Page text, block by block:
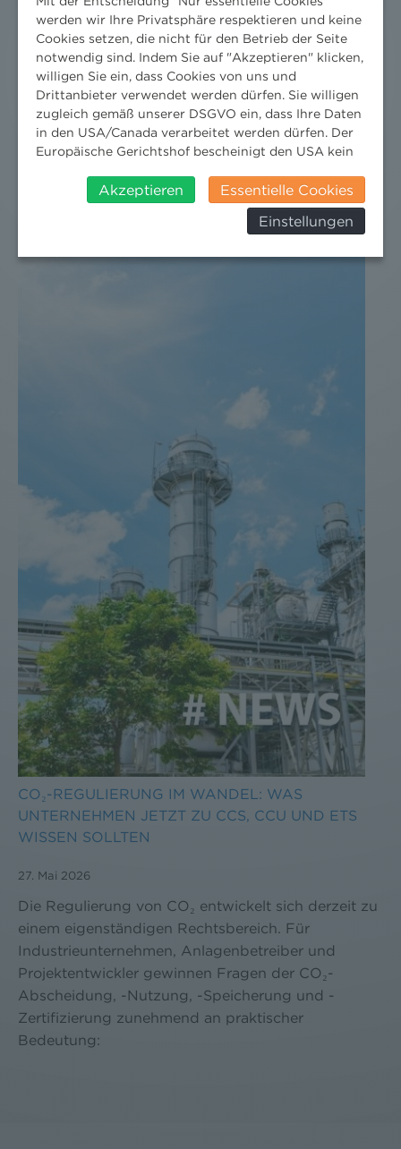
DER NEWS ALERT JUNI 2026 IST DA!
Jetzt die neuesten Rechts-Updates holen.
CO₂-REGULIERUNG IM WANDEL: WAS
UNTERNEHMEN JETZT ZU CCS, CCU UND ETS
WISSEN SOLLTEN
27. Mai 2026
Die Regulierung von CO₂ entwickelt sich derzeit zu
einem eigenständigen Rechtsbereich. Für
Industrieunternehmen, Anlagenbetreiber und
Projektentwickler gewinnen Fragen der CO₂-
Abscheidung, -Nutzung, -Speicherung und -
Zertifizierung zunehmend an praktischer
Bedeutung:
werden wir Ihre Privatsphäre respektieren und keine
Cookies setzen, die nicht für den Betrieb der Seite
notwendig sind. Indem Sie auf "Akzeptieren" klicken,
willigen Sie ein, dass Cookies von uns und
Drittanbieter verwendet werden dürfen. Sie willigen
zugleich gemäß unserer DSGVO ein, dass Ihre Daten
in den USA/Canada verarbeitet werden dürfen. Der
Europäische Gerichtshof bescheinigt den USA kein
insbesondere das Risiko, dass ihre Daten durch US-
Behörden, zu Kontroll- und zu
Überwachungszwecken, verarbeitet werden und
werden können. Zudem finden Sie am
Akzeptieren
Essentielle Cookies
Einstellungen